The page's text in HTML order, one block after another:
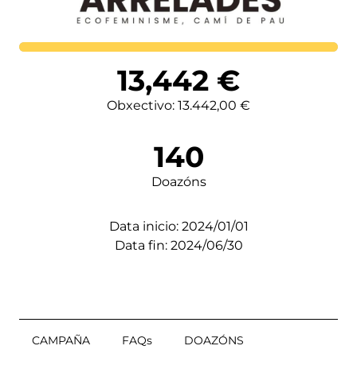
Lortutakoa
13,442 €
Obxectivo: 13.442,00 €
140
Doazóns
Data inicio: 2024/01/01
Data fin: 2024/06/30
CAMPAÑA FAQs DOAZÓNS